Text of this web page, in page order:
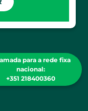
para a rede fixa
nacional:
+351 218400360